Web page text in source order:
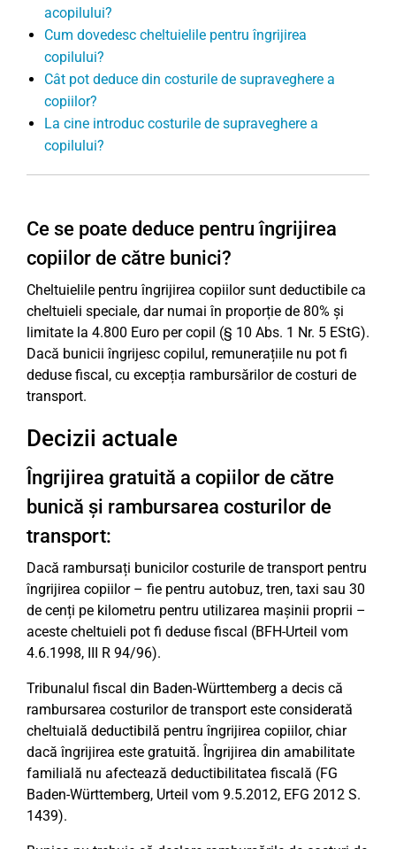
acopilului?
Cum dovedesc cheltuielile pentru îngrijirea
copilului?
Cât pot deduce din costurile de supraveghere a
copiilor?
La cine introduc costurile de supraveghere a
copilului?
Ce se poate deduce pentru îngrijirea
copiilor de către bunici?
Cheltuielile pentru îngrijirea copiilor sunt deductibile ca
cheltuieli speciale, dar numai în proporție de 80% și
limitate la 4.800 Euro per copil (§ 10 Abs. 1 Nr. 5 EStG).
Dacă bunicii îngrijesc copilul, remunerațiile nu pot fi
deduse fiscal, cu excepția rambursărilor de costuri de
transport.
Decizii actuale
Îngrijirea gratuită a copiilor de către
bunică și rambursarea costurilor de
transport:
Dacă rambursați bunicilor costurile de transport pentru
îngrijirea copiilor – fie pentru autobuz, tren, taxi sau 30
de cenți pe kilometru pentru utilizarea mașinii proprii –
aceste cheltuieli pot fi deduse fiscal (BFH-Urteil vom
4.6.1998, III R 94/96).
Tribunalul fiscal din Baden-Württemberg a decis că
rambursarea costurilor de transport este considerată
cheltuială deductibilă pentru îngrijirea copiilor, chiar
dacă îngrijirea este gratuită. Îngrijirea din amabilitate
familială nu afectează deductibilitatea fiscală (FG
Baden-Württemberg, Urteil vom 9.5.2012, EFG 2012 S.
1439).